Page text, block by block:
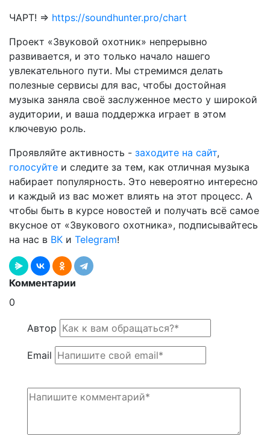
ЧАРТ! => https://soundhunter.pro/chart
Проект «Звуковой охотник» непрерывно
развивается, и это только начало нашего
увлекательного пути. Мы стремимся делать
полезные сервисы для вас, чтобы достойная
музыка заняла своё заслуженное место у широкой
аудитории, и ваша поддержка играет в этом
ключевую роль.
Проявляйте активность - заходите на сайт,
голосуйте и следите за тем, как отличная музыка
набирает популярность. Это невероятно интересно
и каждый из вас может влиять на этот процесс. А
чтобы быть в курсе новостей и получать всё самое
вкусное от «Звукового охотника», подписывайтесь
на нас в ВК и Telegram!
Комментарии
0
Автор
Email